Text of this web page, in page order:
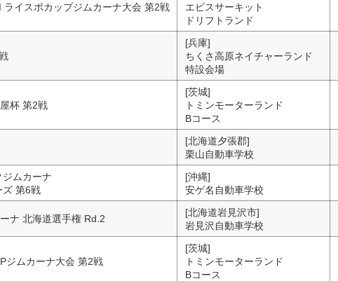
ライスポカップジムカーナ大会 第2戦
エビスサーキット
ドリフトランド
[兵庫]
ちくさ高原ネイチャーランド
特設会場
杯 第2戦
[茨城]
トミンモーターランド
Bコース
[北海道夕張郡]
栗山自動車学校
ムカーナ
ズ 第6戦
[沖縄]
安ゲ名自動車学校
ナ 北海道選手権 Rd.2
[北海道岩見沢市]
岩見沢自動車学校
ジムカーナ大会 第2戦
[茨城]
トミンモーターランド
Bコース